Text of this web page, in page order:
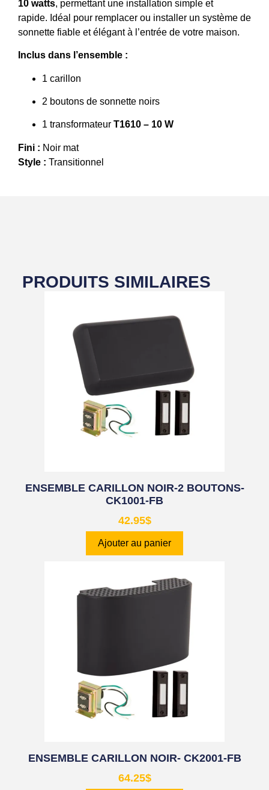
10 watts, permettant une installation simple et
rapide. Idéal pour remplacer ou installer un système de
sonnette fiable et élégant à l’entrée de votre maison.
Inclus dans l’ensemble :
1 carillon
2 boutons de sonnette noirs
1 transformateur T1610 – 10 W
Fini : Noir mat
Style : Transitionnel
PRODUITS SIMILAIRES
ENSEMBLE CARILLON NOIR-2 BOUTONS-
CK1001-FB
42.95$
Ajouter au panier
ENSEMBLE CARILLON NOIR- CK2001-FB
64.25$